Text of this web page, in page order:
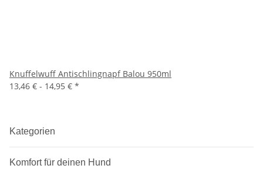
Knuffelwuff Antischlingnapf Balou 950ml
13,46 € - 14,95 € *
Kategorien
Komfort für deinen Hund